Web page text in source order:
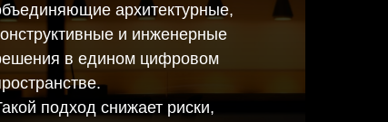
архитектурные,
и инженерные
в едином цифровом
подход снижает риски,